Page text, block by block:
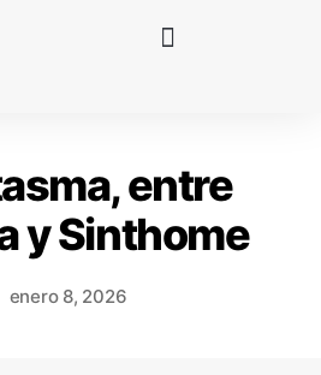
entre
y Sinthome
enero 8, 2026